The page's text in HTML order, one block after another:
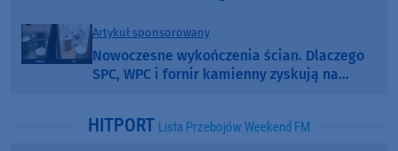
Artykuł sponsorowany
Nowoczesne wykończenia ścian. Dlaczego
SPC, WPC i fornir kamienny zyskują na
HITPORT Lista Przebojów Weekend FM